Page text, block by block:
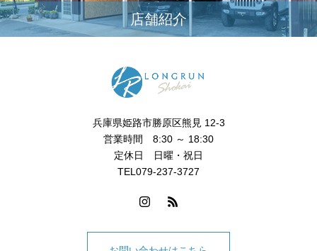
店舗紹介
兵庫県姫路市勝原区熊見 12-3
営業時間 8:30 ～ 18:30
定休日 日曜・祝日
TEL079-237-3727